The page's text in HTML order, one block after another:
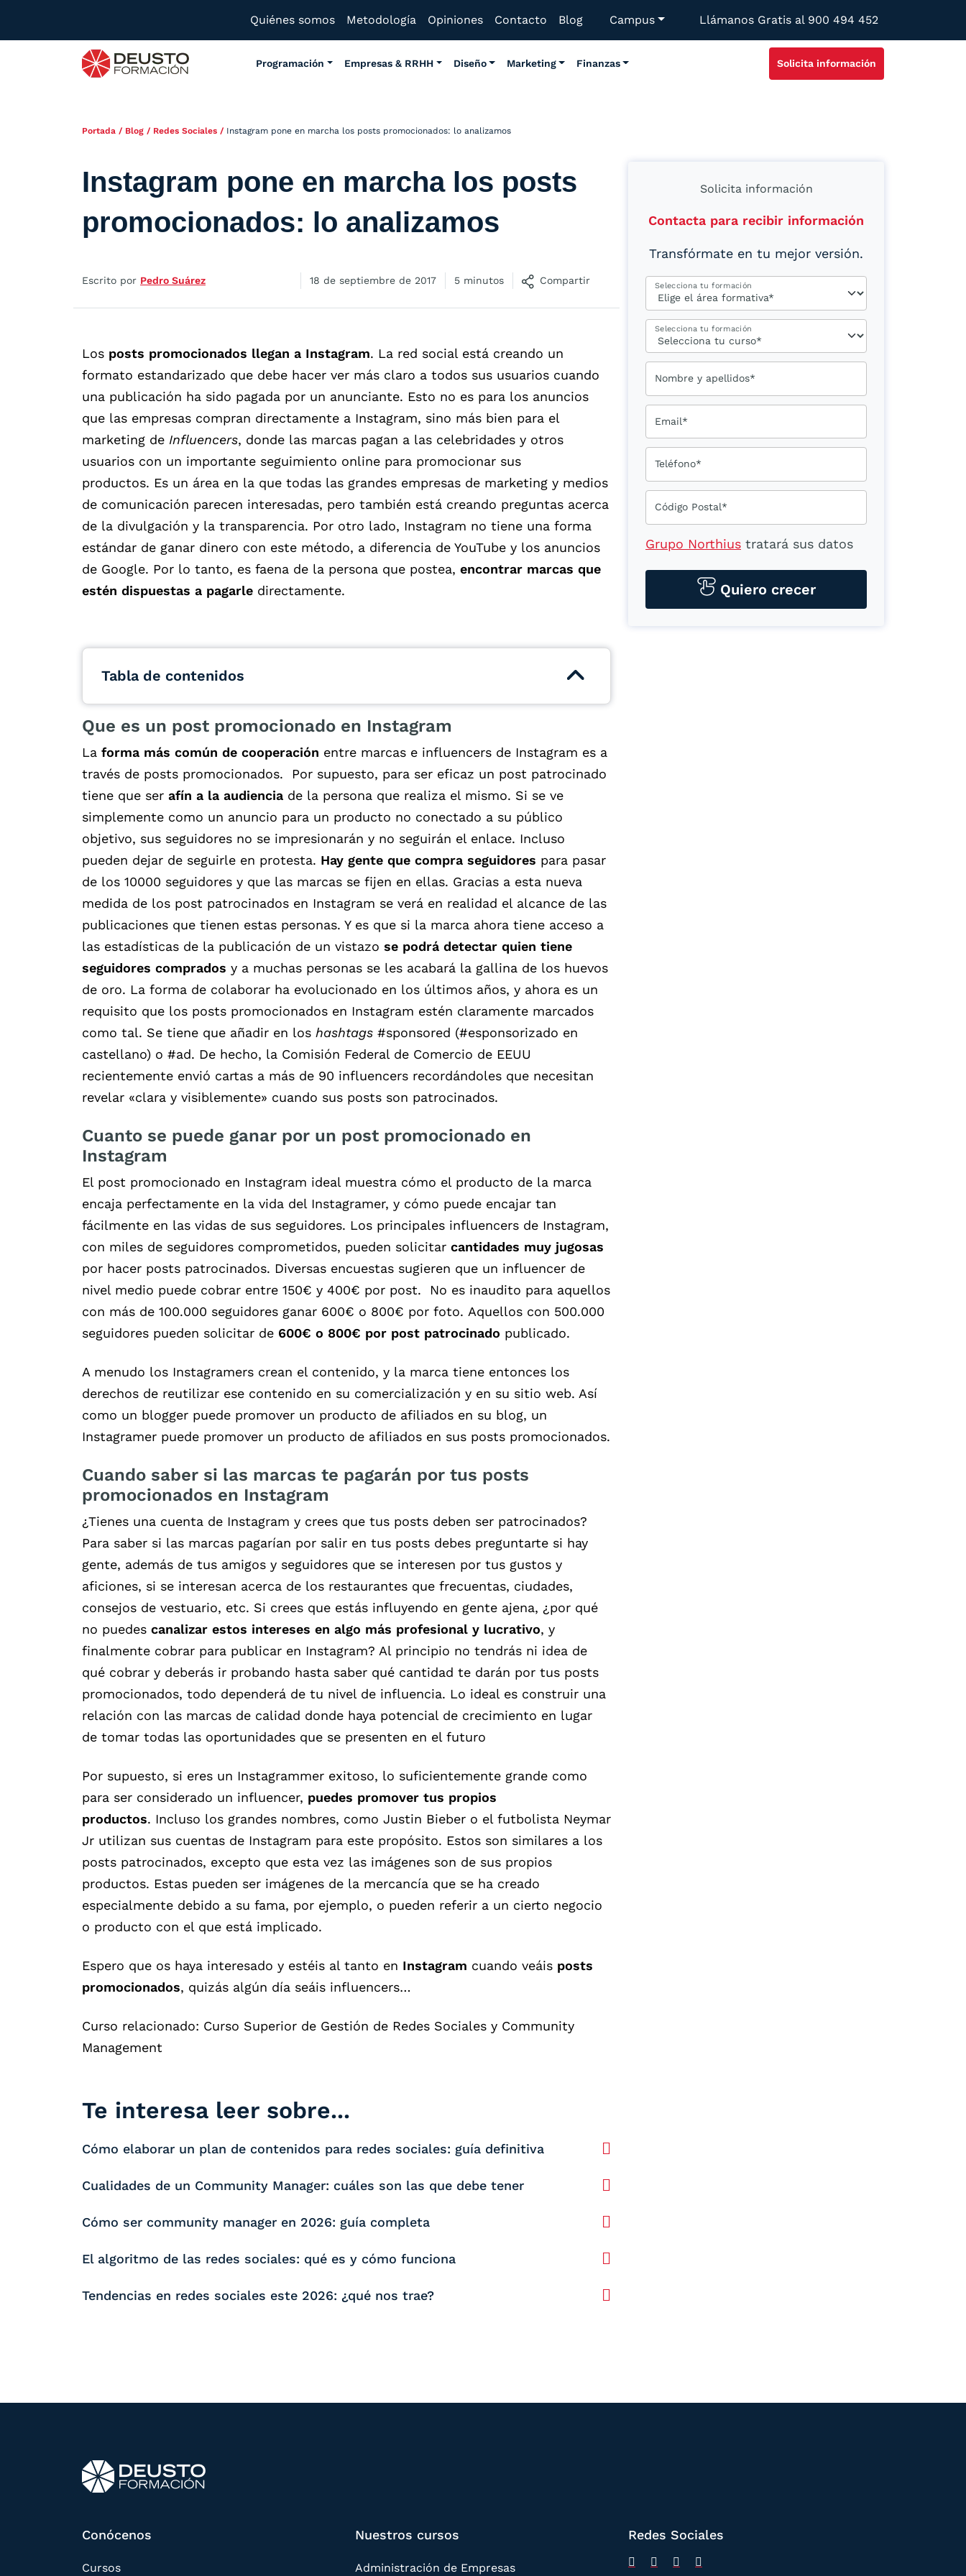
Quiénes somos Metodología Opiniones Contacto Blog Campus Llámanos Gratis al 900 494 452
Programación Empresas & RRHH Diseño Marketing Finanzas Solicita información
Portada / Blog / Redes Sociales / Instagram pone en marcha los posts promocionados: lo analizamos
Instagram pone en marcha los posts
promocionados: lo analizamos
Escrito por Pedro Suárez 18 de septiembre de 2017 5 minutos Compartir
Los posts promocionados llegan a Instagram. La red social está creando un
formato estandarizado que debe hacer ver más claro a todos sus usuarios cuando
una publicación ha sido pagada por un anunciante. Esto no es para los anuncios
que las empresas compran directamente a Instagram, sino más bien para el
marketing de Influencers, donde las marcas pagan a las celebridades y otros
usuarios con un importante seguimiento online para promocionar sus
productos. Es un área en la que todas las grandes empresas de marketing y medios
de comunicación parecen interesadas, pero también está creando preguntas acerca
de la divulgación y la transparencia. Por otro lado, Instagram no tiene una forma
estándar de ganar dinero con este método, a diferencia de YouTube y los anuncios
de Google. Por lo tanto, es faena de la persona que postea, encontrar marcas que
estén dispuestas a pagarle directamente.
Tabla de contenidos
Que es un post promocionado en Instagram
La forma más común de cooperación entre marcas e influencers de Instagram es a
través de posts promocionados. Por supuesto, para ser eficaz un post patrocinado
tiene que ser afín a la audiencia de la persona que realiza el mismo. Si se ve
simplemente como un anuncio para un producto no conectado a su público
objetivo, sus seguidores no se impresionarán y no seguirán el enlace. Incluso
pueden dejar de seguirle en protesta. Hay gente que compra seguidores para pasar
de los 10000 seguidores y que las marcas se fijen en ellas. Gracias a esta nueva
medida de los post patrocinados en Instagram se verá en realidad el alcance de las
publicaciones que tienen estas personas. Y es que si la marca ahora tiene acceso a
las estadísticas de la publicación de un vistazo se podrá detectar quien tiene
seguidores comprados y a muchas personas se les acabará la gallina de los huevos
de oro. La forma de colaborar ha evolucionado en los últimos años, y ahora es un
requisito que los posts promocionados en Instagram estén claramente marcados
como tal. Se tiene que añadir en los hashtags #sponsored (#esponsorizado en
castellano) o #ad. De hecho, la Comisión Federal de Comercio de EEUU
recientemente envió cartas a más de 90 influencers recordándoles que necesitan
revelar «clara y visiblemente» cuando sus posts son patrocinados.
Cuanto se puede ganar por un post promocionado en
Instagram
El post promocionado en Instagram ideal muestra cómo el producto de la marca
encaja perfectamente en la vida del Instagramer, y cómo puede encajar tan
fácilmente en las vidas de sus seguidores. Los principales influencers de Instagram,
con miles de seguidores comprometidos, pueden solicitar cantidades muy jugosas
por hacer posts patrocinados. Diversas encuestas sugieren que un influencer de
nivel medio puede cobrar entre 150€ y 400€ por post. No es inaudito para aquellos
con más de 100.000 seguidores ganar 600€ o 800€ por foto. Aquellos con 500.000
seguidores pueden solicitar de 600€ o 800€ por post patrocinado publicado.
A menudo los Instagramers crean el contenido, y la marca tiene entonces los
derechos de reutilizar ese contenido en su comercialización y en su sitio web. Así
como un blogger puede promover un producto de afiliados en su blog, un
Instagramer puede promover un producto de afiliados en sus posts promocionados.
Cuando saber si las marcas te pagarán por tus posts
promocionados en Instagram
¿Tienes una cuenta de Instagram y crees que tus posts deben ser patrocinados?
Para saber si las marcas pagarían por salir en tus posts debes preguntarte si hay
gente, además de tus amigos y seguidores que se interesen por tus gustos y
aficiones, si se interesan acerca de los restaurantes que frecuentas, ciudades,
consejos de vestuario, etc. Si crees que estás influyendo en gente ajena, ¿por qué
no puedes canalizar estos intereses en algo más profesional y lucrativo, y
finalmente cobrar para publicar en Instagram? Al principio no tendrás ni idea de
qué cobrar y deberás ir probando hasta saber qué cantidad te darán por tus posts
promocionados, todo dependerá de tu nivel de influencia. Lo ideal es construir una
relación con las marcas de calidad donde haya potencial de crecimiento en lugar
de tomar todas las oportunidades que se presenten en el futuro
Por supuesto, si eres un Instagrammer exitoso, lo suficientemente grande como
para ser considerado un influencer, puedes promover tus propios
productos. Incluso los grandes nombres, como Justin Bieber o el futbolista Neymar
Jr utilizan sus cuentas de Instagram para este propósito. Estos son similares a los
posts patrocinados, excepto que esta vez las imágenes son de sus propios
productos. Estas pueden ser imágenes de la mercancía que se ha creado
especialmente debido a su fama, por ejemplo, o pueden referir a un cierto negocio
o producto con el que está implicado.
Espero que os haya interesado y estéis al tanto en Instagram cuando veáis posts
promocionados, quizás algún día seáis influencers…
Curso relacionado: Curso Superior de Gestión de Redes Sociales y Community
Management
Te interesa leer sobre...
Cómo elaborar un plan de contenidos para redes sociales: guía definitiva
Cualidades de un Community Manager: cuáles son las que debe tener
Cómo ser community manager en 2026: guía completa
El algoritmo de las redes sociales: qué es y cómo funciona
Tendencias en redes sociales este 2026: ¿qué nos trae?
Solicita información
Contacta para recibir información
Transfórmate en tu mejor versión.
Selecciona tu formación
Selecciona tu formación
Nombre y apellidos*
Email*
Teléfono*
Código Postal*
Grupo Northius tratará sus datos
medios tecnológicos, incluso
aplicaciones de mensajería
Quiero crecer
Conócenos
Cursos
Nuestros cursos
Administración de Empresas
Redes Sociales